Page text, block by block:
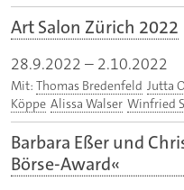
Art Salon Zürich 2022
28.9.2022 – 2.10.2022
Mit: Thomas Bredenfeld Jutta
Köppe Alissa Walser Winfried
Barbara Eßer und
Börse-Award«